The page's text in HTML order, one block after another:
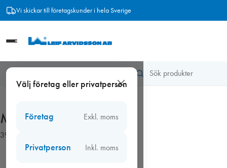
Hoppa
Vi skickar till företagskunder i hela Sverige
Välj företag eller privatperson
Företag Exkl. moms
Privatperson Inkl. moms
Makita
39 produkter